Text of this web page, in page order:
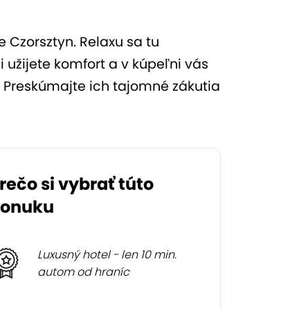
Relaxu sa tu
užijete komfort a v kúpeľni vás
ich tajomné zákutia
si vybrať túto
Luxusný hotel - len 10 min.
autom od hraníc